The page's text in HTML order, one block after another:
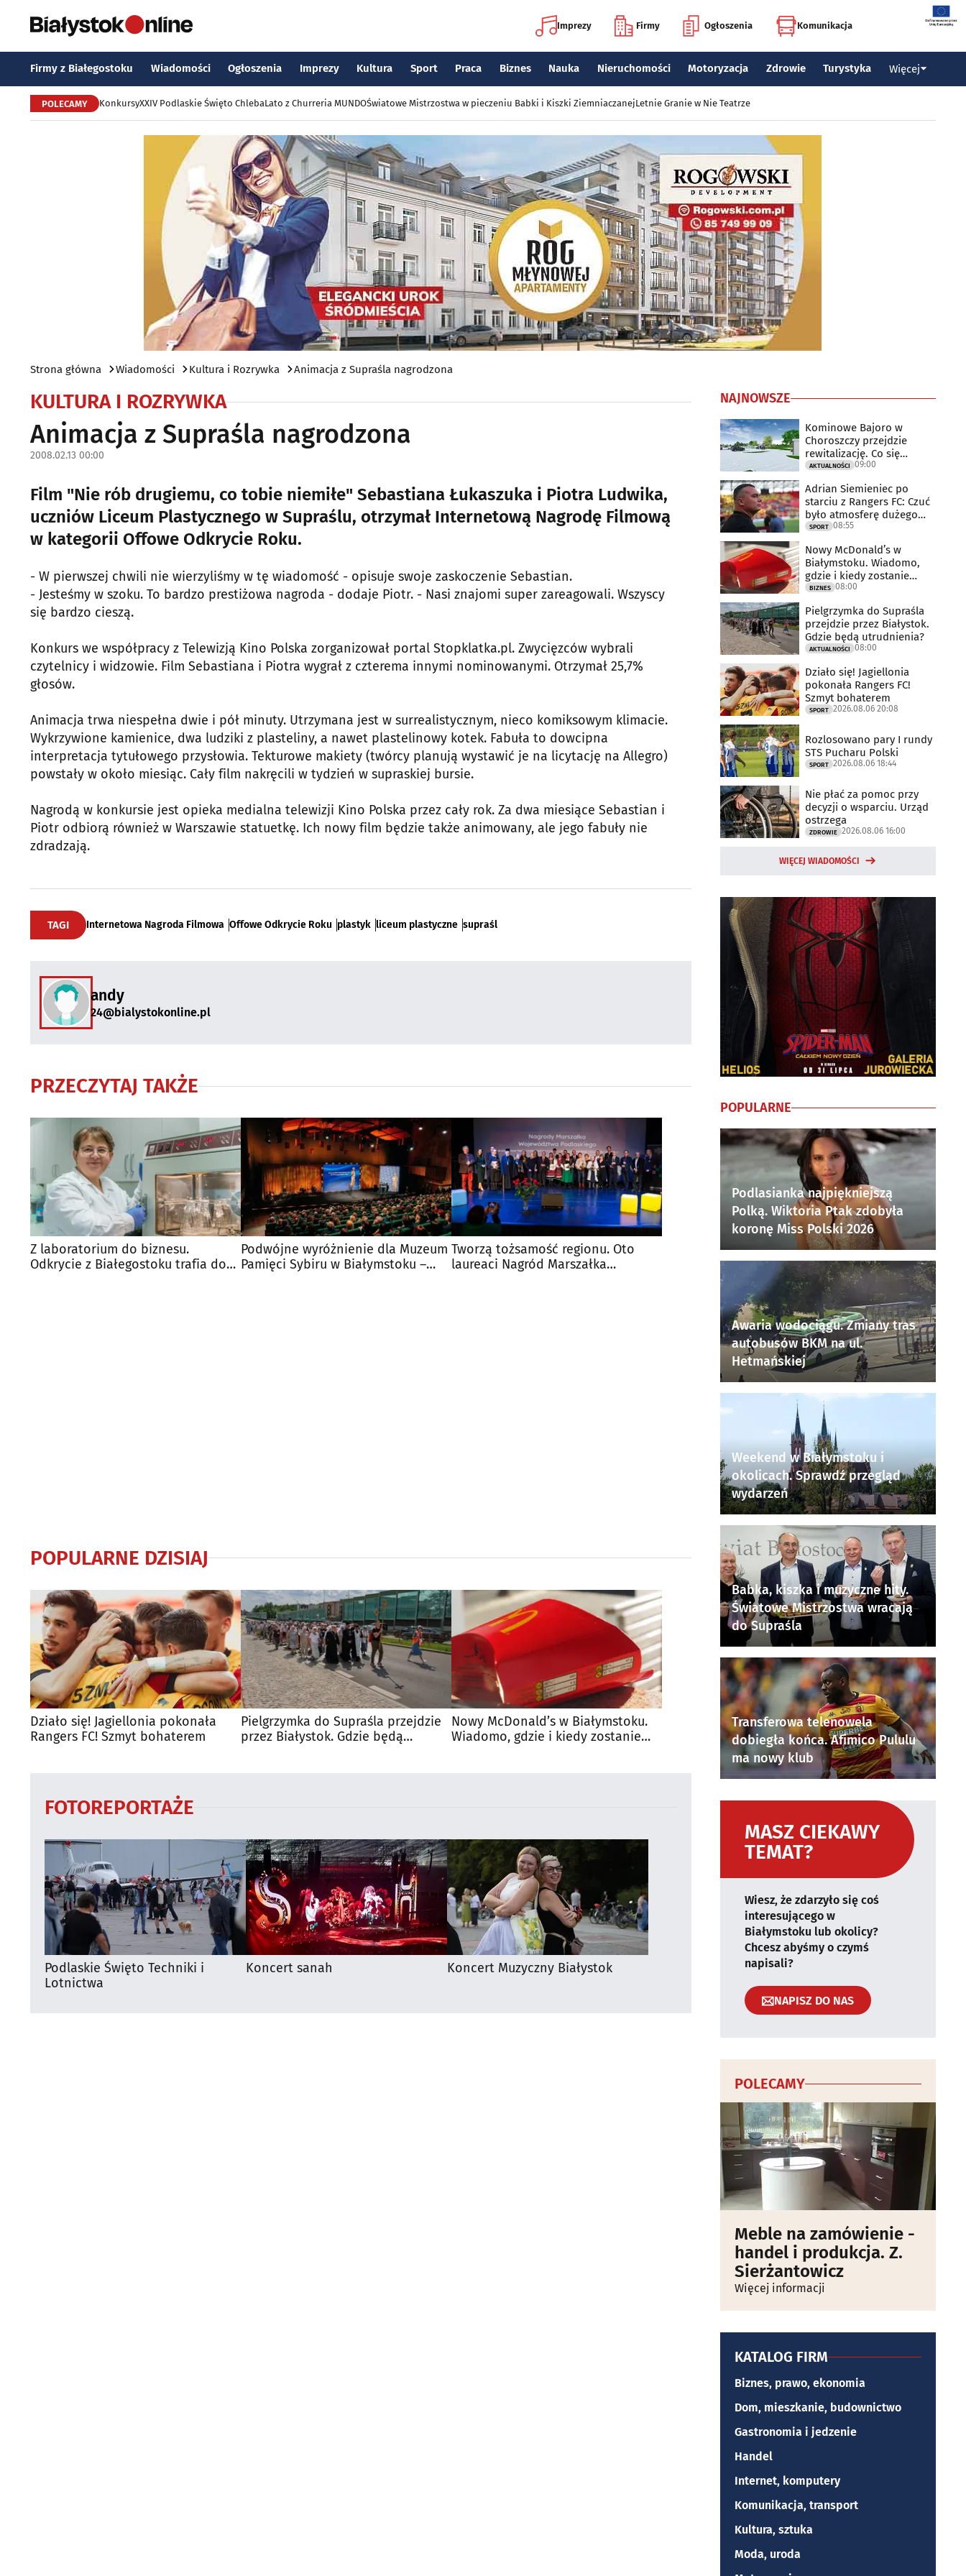
Imprezy Firmy Ogłoszenia Komunikacja
Firmy z Białegostoku Wiadomości Ogłoszenia Imprezy Kultura Sport Praca Biznes Nauka Nieruchomości Motoryzacja Zdrowie Turystyka Więcej
POLECAMY KonkursyXXIV Podlaskie Święto ChlebaLato z Churreria MUNDOŚwiatowe Mistrzostwa w pieczeniu Babki i Kiszki ZiemniaczanejLetnie Granie w Nie Teatrze
Strona główna Wiadomości Kultura i Rozrywka Animacja z Supraśla nagrodzona
KULTURA I ROZRYWKA
Animacja z Supraśla nagrodzona
2008.02.13 00:00
Film "Nie rób drugiemu, co tobie niemiłe" Sebastiana Łukaszuka i Piotra Ludwika,
uczniów Liceum Plastycznego w Supraślu, otrzymał Internetową Nagrodę Filmową
w kategorii Offowe Odkrycie Roku.
- W pierwszej chwili nie wierzyliśmy w tę wiadomość - opisuje swoje zaskoczenie Sebastian.
- Jesteśmy w szoku. To bardzo prestiżowa nagroda - dodaje Piotr. - Nasi znajomi super zareagowali. Wszyscy
się bardzo cieszą.
Konkurs we współpracy z Telewizją Kino Polska zorganizował portal Stopklatka.pl. Zwycięzców wybrali
czytelnicy i widzowie. Film Sebastiana i Piotra wygrał z czterema innymi nominowanymi. Otrzymał 25,7%
głosów.
Animacja trwa niespełna dwie i pół minuty. Utrzymana jest w surrealistycznym, nieco komiksowym klimacie.
Wykrzywione kamienice, dwa ludziki z plasteliny, a nawet plastelinowy kotek. Fabuła to dowcipna
interpretacja tytułowego przysłowia. Tekturowe makiety (twórcy planują wystawić je na licytację na Allegro)
powstały w około miesiąc. Cały film nakręcili w tydzień w supraskiej bursie.
Nagrodą w konkursie jest opieka medialna telewizji Kino Polska przez cały rok. Za dwa miesiące Sebastian i
Piotr odbiorą również w Warszawie statuetkę. Ich nowy film będzie także animowany, ale jego fabuły nie
zdradzają.
TAGI Internetowa Nagroda Filmowa Offowe Odkrycie Roku plastyk liceum plastyczne supraśl
andy
24@bialystokonline.pl
PRZECZYTAJ TAKŻE
Z laboratorium do biznesu.
Odkrycie z Białegostoku trafia do
Podwójne wyróżnienie dla Muzeum
Pamięci Sybiru w Białymstoku –
Tworzą tożsamość regionu. Oto
laureaci Nagród Marszałka
POPULARNE DZISIAJ
Działo się! Jagiellonia pokonała
Rangers FC! Szmyt bohaterem
Pielgrzymka do Supraśla przejdzie
przez Białystok. Gdzie będą
Nowy McDonald’s w Białymstoku.
Wiadomo, gdzie i kiedy zostanie
FOTOREPORTAŻE
Podlaskie Święto Techniki i
Lotnictwa
Koncert sanah Koncert Muzyczny Białystok
NAJNOWSZE
Kominowe Bajoro w
Choroszczy przejdzie
rewitalizację. Co się
zmieni?
AKTUALNOŚCI 09:00
Adrian Siemieniec po
starciu z Rangers FC: Czuć
było atmosferę dużego
meczu
SPORT 08:55
Nowy McDonald’s w
Białymstoku. Wiadomo,
gdzie i kiedy zostanie
otwarty
BIZNES 08:00
Pielgrzymka do Supraśla
przejdzie przez Białystok.
Gdzie będą utrudnienia?
AKTUALNOŚCI 08:00
Działo się! Jagiellonia
pokonała Rangers FC!
Szmyt bohaterem
SPORT 2026.08.06 20:08
Rozlosowano pary I rundy
STS Pucharu Polski
SPORT 2026.08.06 18:44
Nie płać za pomoc przy
decyzji o wsparciu. Urząd
ostrzega
ZDROWIE 2026.08.06 16:00
WIĘCEJ WIADOMOŚCI
POPULARNE
Podlasianka najpiękniejszą
Polką. Wiktoria Ptak zdobyła
koronę Miss Polski 2026
Awaria wodociągu. Zmiany tras
autobusów BKM na ul.
Hetmańskiej
Weekend w Białymstoku i
okolicach. Sprawdź przegląd
wydarzeń
Babka, kiszka i muzyczne hity.
Światowe Mistrzostwa wracają
do Supraśla
Transferowa telenowela
dobiegła końca. Afimico Pululu
ma nowy klub
MASZ CIEKAWY
TEMAT?
Wiesz, że zdarzyło się coś
interesującego w
Białymstoku lub okolicy?
Chcesz abyśmy o czymś
napisali?
NAPISZ DO NAS
POLECAMY
Meble na zamówienie -
handel i produkcja. Z.
Sierżantowicz
Więcej informacji
KATALOG FIRM
Biznes, prawo, ekonomia
Dom, mieszkanie, budownictwo
Gastronomia i jedzenie
Handel
Internet, komputery
Komunikacja, transport
Kultura, sztuka
Moda, uroda